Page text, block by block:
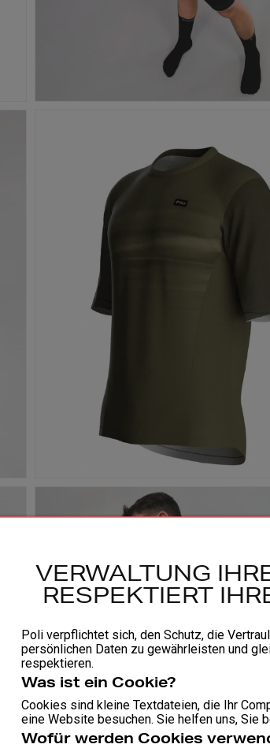
VERWALTUNG
RESPEKTIERT
Poli verpflichtet sich, den Schutz, die
persönlichen Daten zu gewährleisten und
respektieren.
Was ist ein Cookie?
Cookies sind kleine Textdateien, die Ihr
eine Website besuchen. Sie helfen uns, Sie
Wofür werden Cookies